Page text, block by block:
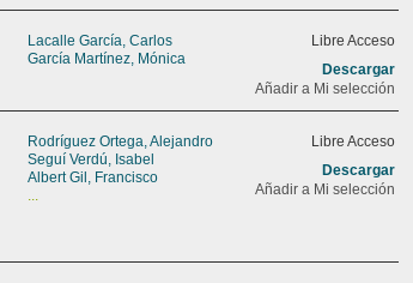
Lacalle García, Carlos
García Martínez, Mónica
Libre Acceso
Descargar
Añadir a Mi selección
Rodríguez Ortega, Alejandro
Seguí Verdú, Isabel
Albert Gil, Francisco
...
Libre Acceso
Descargar
Añadir a Mi selección